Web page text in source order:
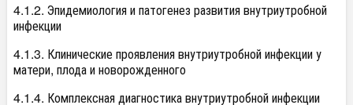
4.1.2. Эпидемиология и патогенез развития внутриутробной
инфекции
4.1.3. Клинические проявления внутриутробной инфекции у
матери, плода и новорожденного
4.1.4. Комплексная диагностика внутриутробной инфекции